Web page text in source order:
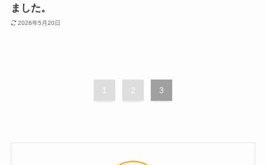
ました。
2026年5月20日
1 2 3